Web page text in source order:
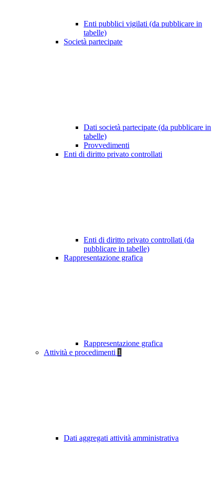
Enti pubblici vigilati (da pubblicare in
tabelle)
Società partecipate
Dati società partecipate (da pubblicare in
tabelle)
Provvedimenti
Enti di diritto privato controllati
Enti di diritto privato controllati (da
pubblicare in tabelle)
Rappresentazione grafica
Rappresentazione grafica
Attività e procedimenti 1
Dati aggregati attività amministrativa